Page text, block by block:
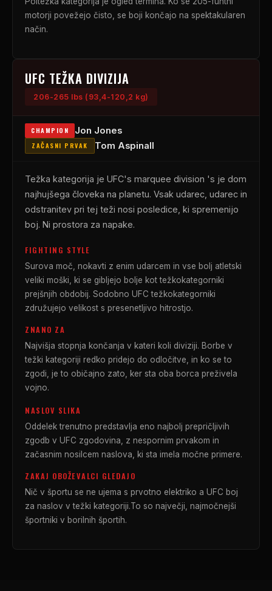
motorji povežejo čisto, se boji končajo na spektakularen
način.
UFC TEŽKA DIVIZIJA
206-265 lbs (93,4-120,2 kg)
CHAMPION Jon Jones
ZAČASNI PRVAK Tom Aspinall
Težka kategorija je UFC's marquee division 's je dom
najhujšega človeka na planetu. Vsak udarec, udarec in
odstranitev pri tej teži nosi posledice, ki spremenijo
boj. Ni prostora za napake.
FIGHTING STYLE
Surova moč, nokavti z enim udarcem in vse bolj atletski
veliki moški, ki se gibljejo bolje kot težkokategorniki
prejšnjih obdobij. Sodobno UFC težkokategorniki
združujejo velikost s presenetljivo hitrostjo.
ZNANO ZA
Najvišja stopnja končanja v kateri koli diviziji. Borbe v
težki kategoriji redko pridejo do odločitve, in ko se to
zgodi, je to običajno zato, ker sta oba borca preživela
vojno.
NASLOV SLIKA
Oddelek trenutno predstavlja eno najbolj prepričljivih
zgodb v UFC zgodovina, z nespornim prvakom in
začasnim nosilcem naslova, ki sta imela močne primere.
ZAKAJ OBOŽEVALCI GLEDAJO
Nič v športu se ne ujema s prvotno elektriko a UFC boj
za naslov v težki kategoriji.To so največji, najmočnejši
športniki v borilnih športih.